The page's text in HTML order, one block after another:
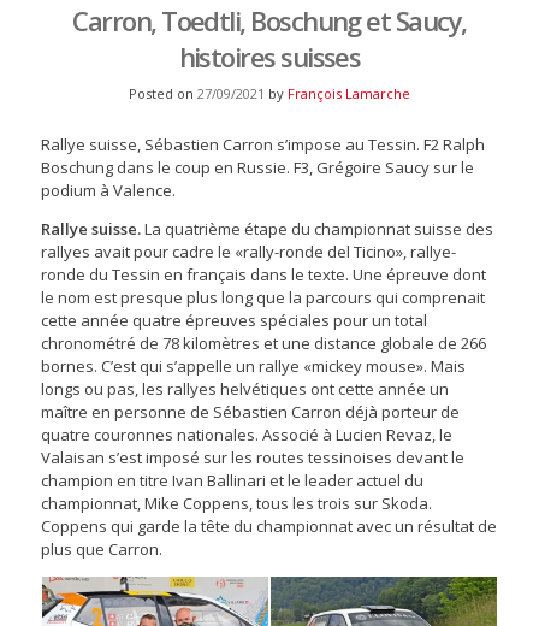
Carron, Toedtli, Boschung et Saucy,
histoires suisses
Posted on 27/09/2021 by François Lamarche
Rallye suisse, Sébastien Carron s’impose au Tessin. F2 Ralph
Boschung dans le coup en Russie. F3, Grégoire Saucy sur le
podium à Valence.
Rallye suisse.La quatrième étape du championnat suisse des
rallyes avait pour cadre le «rally-ronde del Ticino», rallye-
ronde du Tessin en français dans le texte. Une épreuve dont
le nom est presque plus long que la parcours qui comprenait
cette année quatre épreuves spéciales pour un total
chronométré de 78 kilomètres et une distance globale de 266
bornes. C’est qui s’appelle un rallye «mickey mouse». Mais
longs ou pas, les rallyes helvétiques ont cette année un
maître en personne de Sébastien Carron déjà porteur de
quatre couronnes nationales. Associé à Lucien Revaz, le
Valaisan s’est imposé sur les routes tessinoises devant le
champion en titre Ivan Ballinari et le leader actuel du
championnat, Mike Coppens, tous les trois sur Skoda.
Coppens qui garde la tête du championnat avec un résultat de
plus que Carron.